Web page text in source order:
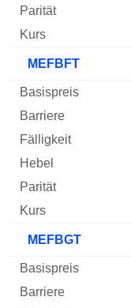
MEFBFT
MEFBGT